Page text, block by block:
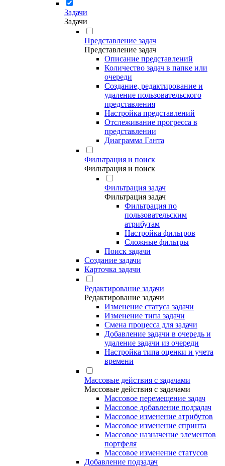
Задачи
Задачи
Представление задач
Представление задач
Описание представлений
Количество задач в папке или
очереди
Создание, редактирование и
удаление пользовательского
представления
Настройка представлений
Отслеживание прогресса в
представлении
Диаграмма Ганта
Фильтрация и поиск
Фильтрация и поиск
Фильтрация задач
Фильтрация задач
Фильтрация по
пользовательским
атрибутам
Настройка фильтров
Сложные фильтры
Поиск задачи
Создание задачи
Карточка задачи
Редактирование задачи
Редактирование задачи
Изменение статуса задачи
Изменение типа задачи
Смена процесса для задачи
Добавление задачи в очередь и
удаление задачи из очереди
Настройка типа оценки и учета
времени
Массовые действия с задачами
Массовые действия с задачами
Массовое перемещение задач
Массовое добавление подзадач
Массовое изменение атрибутов
Массовое изменение спринта
Массовое назначение элементов
портфеля
Массовое изменение статусов
Добавление подзадач